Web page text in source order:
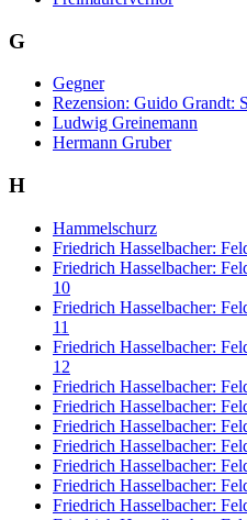
G
Gegner
Rezension: Guido Grandt:
Ludwig Greinemann
Hermann Gruber
H
Hammelschurz
Friedrich Hasselbacher:
Friedrich Hasselbacher:
10
Friedrich Hasselbacher:
11
Friedrich Hasselbacher:
12
Friedrich Hasselbacher:
Friedrich Hasselbacher:
Friedrich Hasselbacher:
Friedrich Hasselbacher:
Friedrich Hasselbacher:
Friedrich Hasselbacher:
Friedrich Hasselbacher: